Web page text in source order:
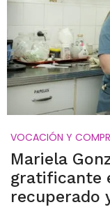
VOCACIÓN Y
Mariela
gratificante
recuperado